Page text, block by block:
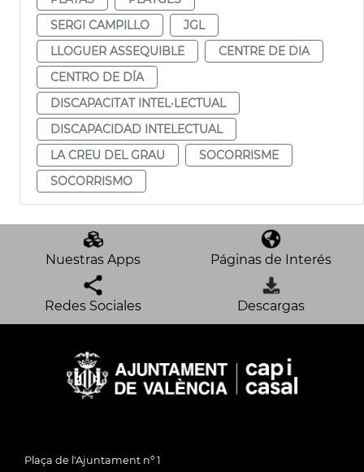
SERGI CAMPILLO
JGL
LLOGUER ASSEQUIBLE
CENTRE DE DIA
CENTRO DE DÍA
DISCAPACITAT INTEL·LECTUAL
DISCAPACIDAD INTELECTUAL
LA CREU DEL GRAU
SOCORRISME
SOCORRISMO
Nuestras Apps Páginas de Interés
Redes Sociales Descargas
Plaça de l'Ajuntament nº 1